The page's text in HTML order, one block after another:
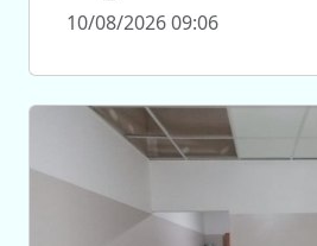
10/08/2026 09:06